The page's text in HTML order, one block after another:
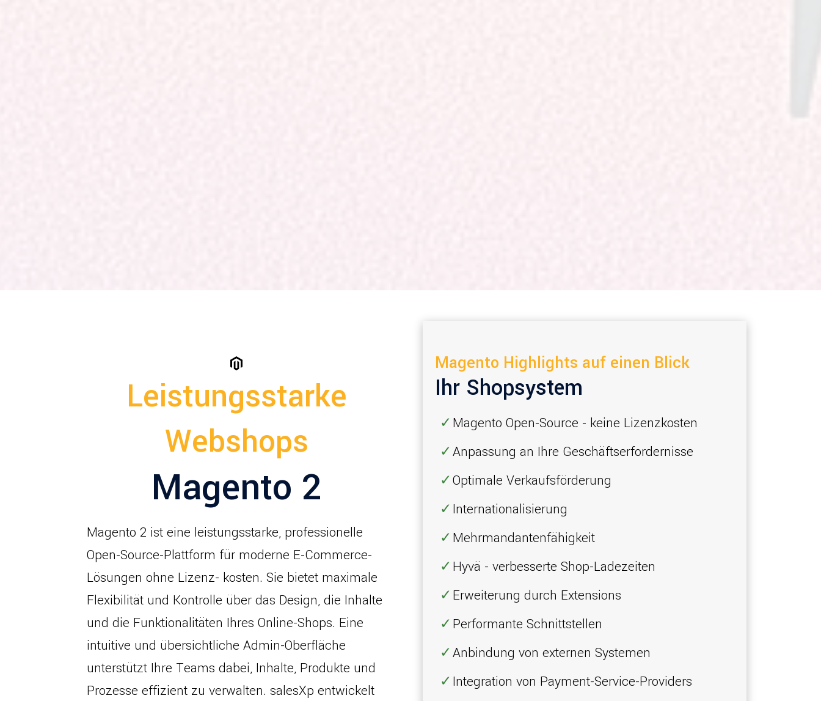
Leistungsstarke
Webshops
Magento 2
Magento 2 ist eine leistungsstarke, professionelle
Open-Source-Plattform für moderne E-Commerce-
Lösungen ohne Lizenz- kosten. Sie bietet maximale
Flexibilität und Kontrolle über das Design, die Inhalte
und die Funktionalitäten Ihres Online-Shops. Eine
intuitive und übersichtliche Admin-Oberfläche
unterstützt Ihre Teams dabei, Inhalte, Produkte und
Prozesse effizient zu verwalten. salesXp entwickelt
Magento Highlights auf einen Blick
Ihr Shopsystem
Magento Open-Source - keine Lizenzkosten
Anpassung an Ihre Geschäftserfordernisse
Optimale Verkaufsförderung
Internationalisierung
Mehrmandantenfähigkeit
Hyvä - verbesserte Shop-Ladezeiten
Erweiterung durch Extensions
Performante Schnittstellen
Anbindung von externen Systemen
Integration von Payment-Service-Providers